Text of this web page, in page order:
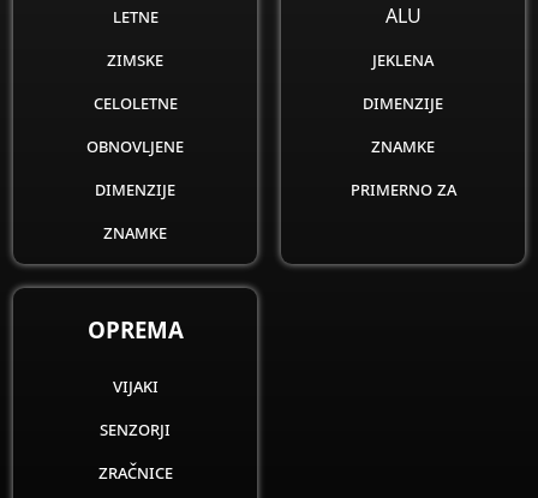
letne
zimske
celoletne
obnovljene
dimenzije
znamke
ALU
jeklena
dimenzije
znamke
primerno za
OPREMA
vijaki
senzorji
zračnice